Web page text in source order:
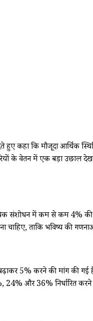
कि मौजूदा आर्थिक
के वेतन में एक बड़ा उछाल
संशोधन में कम से कम 4%
ताकि भविष्य की
5% करने की मांग की
और 36% निर्धारित करने